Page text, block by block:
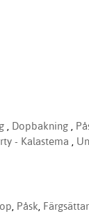
, Dopbakning ,
- Kalastema ,
, Påsk,